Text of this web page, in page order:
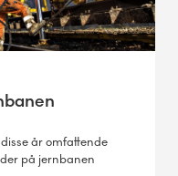
år omfattende
på jernbanen